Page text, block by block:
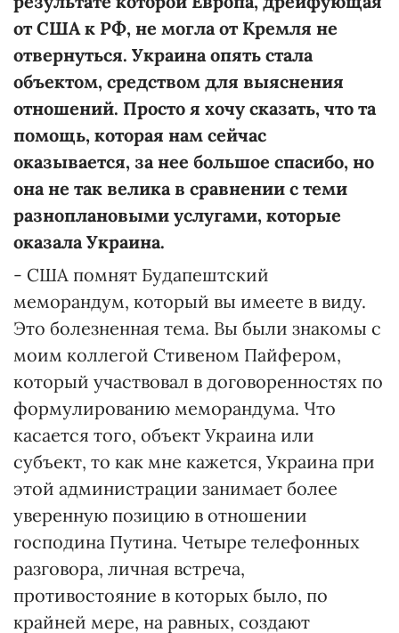
от США к РФ, не могла от Кремля не
отвернуться. Украина опять стала
объектом, средством для выяснения
отношений. Просто я хочу сказать, что та
помощь, которая нам сейчас
оказывается, за нее большое спасибо, но
она не так велика в сравнении с теми
разноплановыми услугами, которые
оказала Украина.
- США помнят Будапештский
меморандум, который вы имеете в виду.
Это болезненная тема. Вы были знакомы с
моим коллегой Стивеном Пайфером,
который участвовал в договоренностях по
формулированию меморандума. Что
касается того, объект Украина или
субъект, то как мне кажется, Украина при
этой администрации занимает более
уверенную позицию в отношении
господина Путина. Четыре телефонных
разговора, личная встреча,
противостояние в которых было, по
крайней мере, на равных, создают